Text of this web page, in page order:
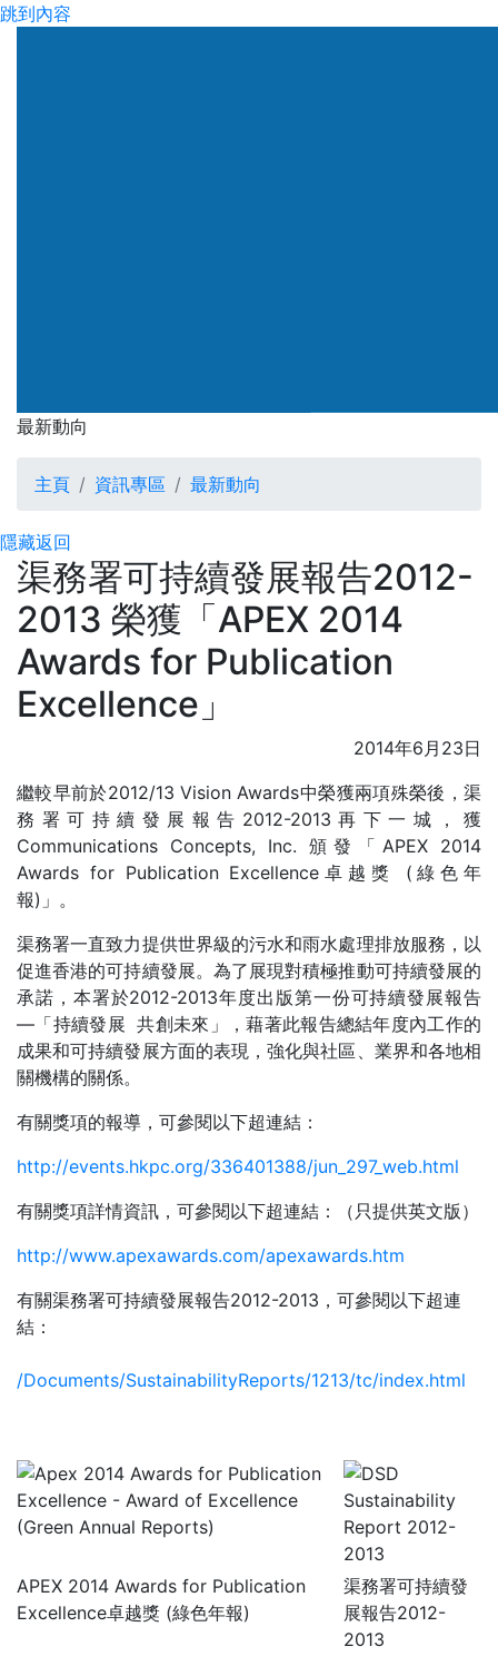
跳到內容
最新動向
最新動向
主頁 資訊專區 最新動向
隱藏返回
渠務署可持續發展報告2012-
2013 榮獲「APEX 2014
Awards for Publication
Excellence」
2014年6月23日
繼較早前於2012/13 Vision Awards中榮獲兩項殊榮後，渠
務署可持續發展報告2012-2013再下一城，獲
Communications Concepts, Inc. 頒發「APEX 2014
Awards for Publication Excellence卓越獎 (綠色年
報)」。
渠務署一直致力提供世界級的污水和雨水處理排放服務，以
促進香港的可持續發展。為了展現對積極推動可持續發展的
承諾，本署於2012-2013年度出版第一份可持續發展報告
—「持續發展 共創未來」，藉著此報告總結年度內工作的
成果和可持續發展方面的表現，強化與社區、業界和各地相
關機構的關係。
有關獎項的報導，可參閱以下超連結：
http://events.hkpc.org/336401388/jun_297_web.html
有關獎項詳情資訊，可參閱以下超連結：（只提供英文版）
http://www.apexawards.com/apexawards.htm
有關渠務署可持續發展報告2012-2013，可參閱以下超連
結：
/Documents/SustainabilityReports/1213/tc/index.html
APEX 2014 Awards for Publication
Excellence卓越獎 (綠色年報)
渠務署可持續發
展報告2012-
2013